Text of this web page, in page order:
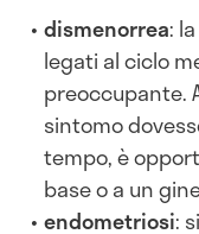
dismenorrea:
legati al ciclo
preoccupante.
sintomo
tempo, è
base o a un
endometriosi: